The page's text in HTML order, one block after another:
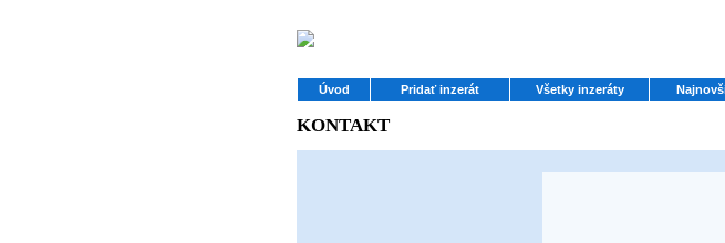
Úvod Pridať inzerát Všetky inzeráty
KONTAKT